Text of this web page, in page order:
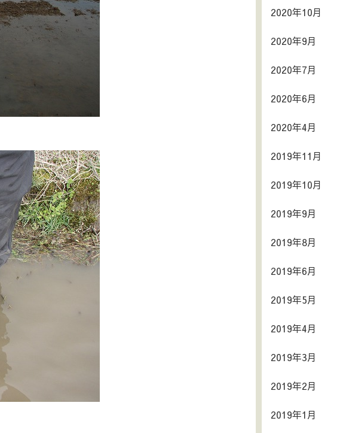
2020年10月
2020年9月
2020年7月
2020年6月
2020年4月
2019年11月
2019年10月
2019年9月
2019年8月
2019年6月
2019年5月
2019年4月
2019年3月
2019年2月
2019年1月